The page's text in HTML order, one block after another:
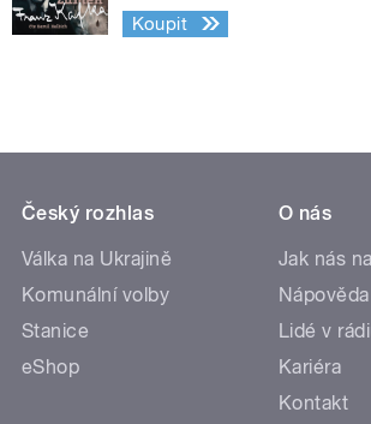
Koupit
Český rozhlas
Válka na Ukrajině
Komunální volby
Stanice
eShop
O nás
Jak nás
Nápověda
Lidé v
Kariéra
Kontakt